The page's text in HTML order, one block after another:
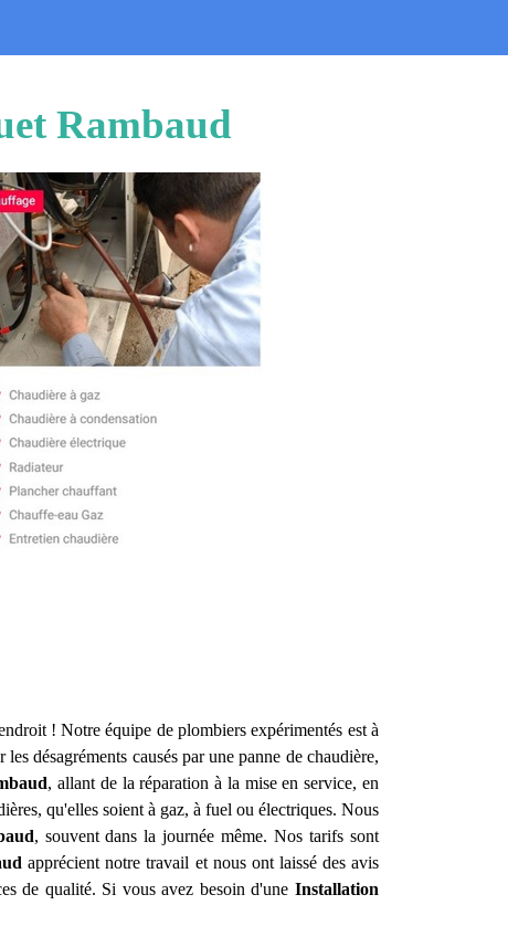
Rambaud
! Notre équipe de plombiers expérimentés est à
désagréments causés par une panne de chaudière,
, allant de la réparation à la mise en service, en
qu'elles soient à gaz, à fuel ou électriques. Nous
, souvent dans la journée même. Nos tarifs sont
apprécient notre travail et nous ont laissé des avis
de qualité. Si vous avez besoin d'une Installation